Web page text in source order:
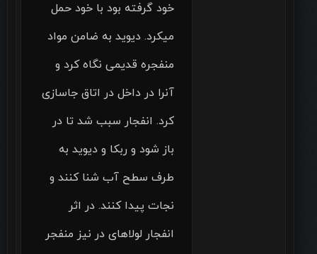
خود گرفته بود با خود حمل
میکرد. دیوید به ضامن مواد
منفجره قدیمی نگاه کرد و
آنرا در داخل در اتاق جاسازی
کرد. انفجار سبب شد تا در
باز شود و ربکا و دیوید به
طرف سطح آب شنا کنند و
نجات پیدا کنند. در اثر
انفجار لولاهای در نیز منفجر